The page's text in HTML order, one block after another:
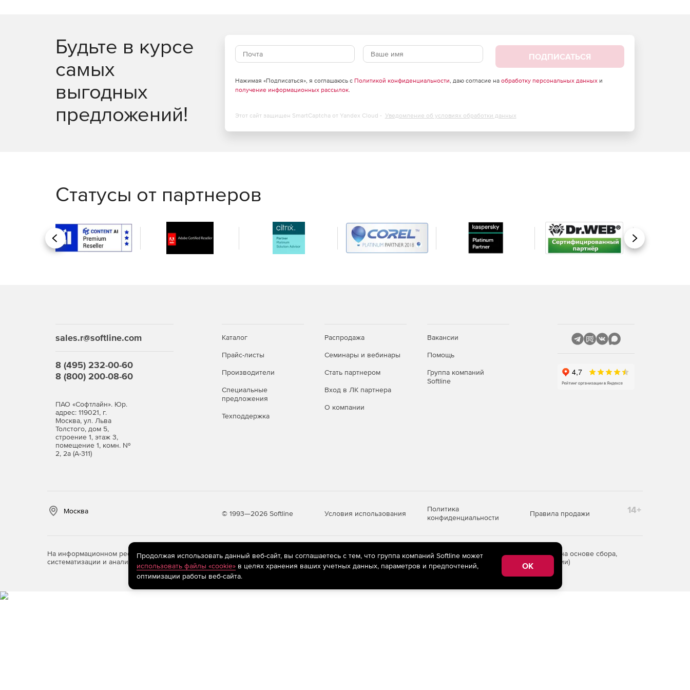
Будьте в курсе
самых
выгодных
предложений!
ПОДПИСАТЬСЯ
Нажимая «Подписаться», я соглашаюсь с Политикой конфиденциальности, даю согласие на обработку персональных данныхи
получение информационных рассылок.
Этот сайт защищен SmartCaptcha от Yandex Cloud - Уведомление об условиях обработки данных
Статусы от партнеров
Назад Вперед
sales.r@softline.com
8 (495) 232-00-60
8 (800) 200-08-60
ПАО «Софтлайн». Юр.
адрес: 119021, г.
Москва, ул. Льва
Толстого, дом 5,
строение 1, этаж 3,
помещение 1, комн. №
2, 2а (А-311)
Каталог
Прайс-листы
Производители
Специальные
предложения
Техподдержка
Распродажа
Семинары и вебинары
Стать партнером
Вход в ЛК партнера
О компании
Вакансии
Помощь
Группа компаний
Softline
Москва © 1993—2026 Softline Условия использования
Политика
конфиденциальности
Правила продажи 14+
На информационном ресурсе store.softline.ru применяютсярекомендательные технологии(информационные технологии предоставления информации на основе сбора,
систематизации и анализа сведений, относящихся к предпочтениям пользователей сети «Интернет», находящихся на территории Российской Федерации)
Продолжая использовать данный веб-сайт, вы соглашаетесь с тем, что группа компаний Softline может
использовать файлы «cookie»в целях хранения ваших учетных данных, параметров и предпочтений,
оптимизации работы веб-сайта.
OK